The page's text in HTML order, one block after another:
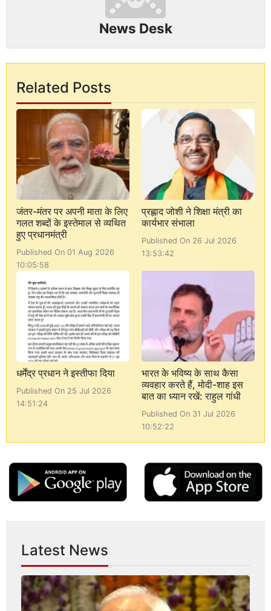
News Desk
Related Posts
जंतर-मंतर पर अपनी माता के लिए
गलत शब्दों के इस्तेमाल से व्यथित
हुए प्रधानमंत्री
Published On 01 Aug 2026
10:05:58
प्रह्लाद जोशी ने शिक्षा मंत्री का
कार्यभार संभाला
Published On 26 Jul 2026
13:53:42
धर्मेंद्र प्रधान ने इस्तीफा दिया
Published On 25 Jul 2026
14:51:24
भारत के भविष्य के साथ कैसा
व्यवहार करते हैं, मोदी-शाह इस
बात का ध्यान रखें: राहुल गांधी
Published On 31 Jul 2026
10:52:22
Latest News